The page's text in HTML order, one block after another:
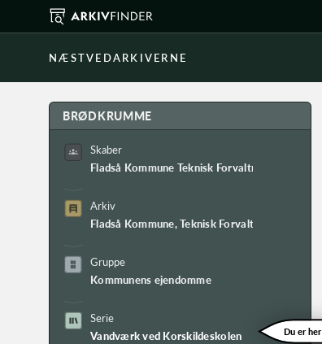
NÆSTVEDARKIVERNE
BRØDKRUMME
Skaber
Fladså Kommune Teknisk Forvaltning
Arkiv
Fladså Kommune, Teknisk Forvaltnings arkiv
Gruppe
Kommunens ejendomme
Serie
Vandværk ved Korskildeskolen
Du er her